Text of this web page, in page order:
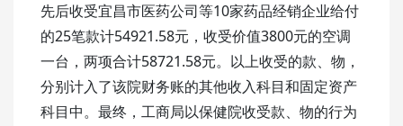
先后收受宜昌市医药公司等10家药品经销企业给付
的25笔款计54921.58元，收受价值3800元的空调
一台，两项合计58721.58元。以上收受的款、物，
分别计入了该院财务账的其他收入科目和固定资产
科目中。最终，工商局以保健院收受款、物的行为